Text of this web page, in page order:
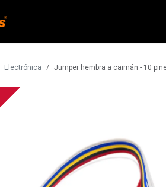
Electrónica Jumper hembra a caimán - 10